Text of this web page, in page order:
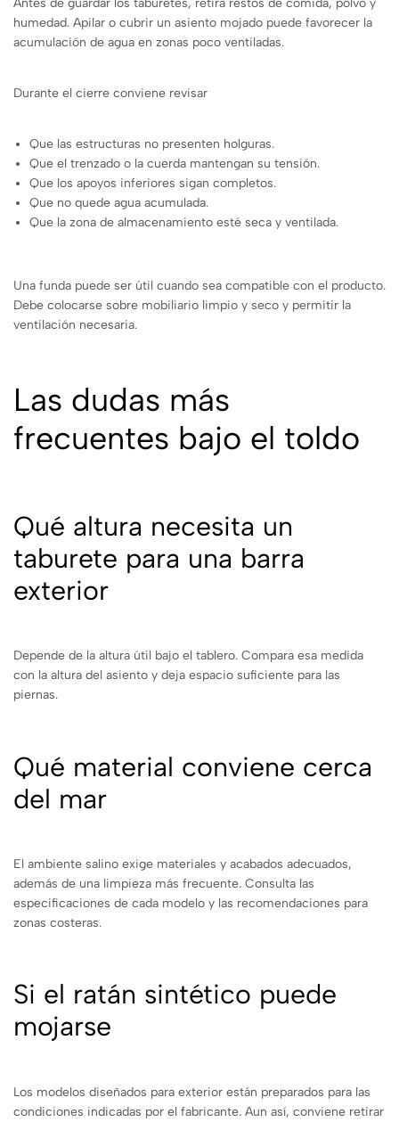
humedad. Apilar o cubrir un asiento mojado puede favorecer la
acumulación de agua en zonas poco ventiladas.
Durante el cierre conviene revisar
Que las estructuras no presenten holguras.
Que el trenzado o la cuerda mantengan su tensión.
Que los apoyos inferiores sigan completos.
Que no quede agua acumulada.
Que la zona de almacenamiento esté seca y ventilada.
Una funda puede ser útil cuando sea compatible con el producto.
Debe colocarse sobre mobiliario limpio y seco y permitir la
ventilación necesaria.
Las dudas más
frecuentes bajo el toldo
Qué altura necesita un
taburete para una barra
exterior
Depende de la altura útil bajo el tablero. Compara esa medida
con la altura del asiento y deja espacio suficiente para las
piernas.
Qué material conviene cerca
del mar
El ambiente salino exige materiales y acabados adecuados,
además de una limpieza más frecuente. Consulta las
especificaciones de cada modelo y las recomendaciones para
zonas costeras.
Si el ratán sintético puede
mojarse
Los modelos diseñados para exterior están preparados para las
condiciones indicadas por el fabricante. Aun así, conviene retirar